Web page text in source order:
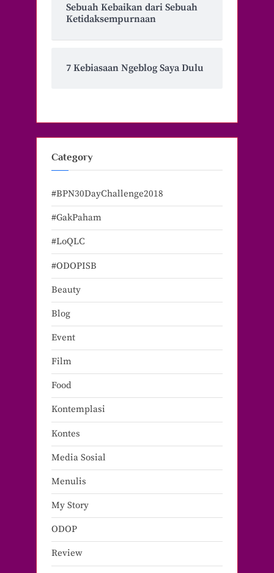
Sebuah Kebaikan dari Sebuah
Ketidaksempurnaan
7 Kebiasaan Ngeblog Saya Dulu
Category
#BPN30DayChallenge2018
#GakPaham
#LoQLC
#ODOPISB
Beauty
Blog
Event
Film
Food
Kontemplasi
Kontes
Media Sosial
Menulis
My Story
ODOP
Review